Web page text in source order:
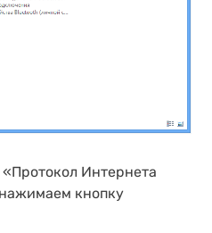
Интернета
кнопку